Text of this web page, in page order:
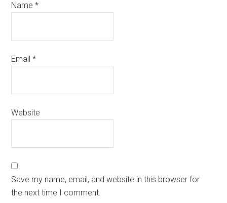
Name*
Email*
Website
Save my name, email, and website in this browser for
the next time I comment.